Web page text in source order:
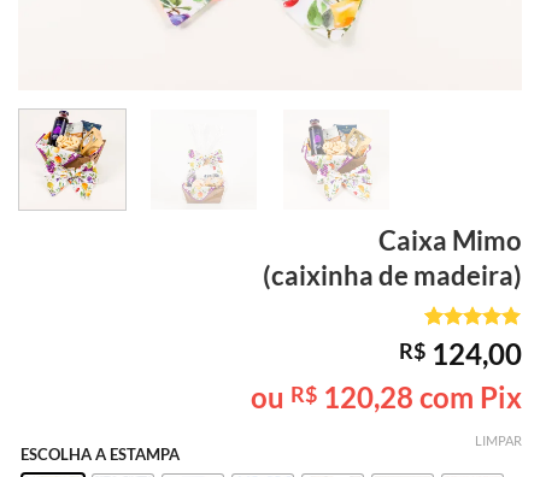
Caixa Mimo
(caixinha de madeira)
Avaliado
como5de
5, com
baseado em
1
de cliente
R$ 124,00
ou R$ 120,28 com Pix
ESCOLHA A ESTAMPA
LIMPAR